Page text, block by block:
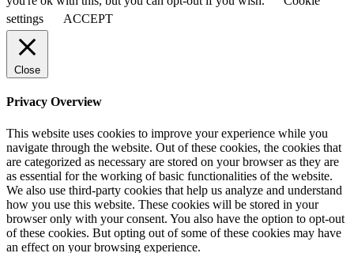
settings
ACCEPT
Close
Privacy Overview
This website uses cookies to improve your experience while you
navigate through the website. Out of these cookies, the cookies that
are categorized as necessary are stored on your browser as they are
as essential for the working of basic functionalities of the website.
We also use third-party cookies that help us analyze and understand
how you use this website. These cookies will be stored in your
browser only with your consent. You also have the option to opt-out
of these cookies. But opting out of some of these cookies may have
an effect on your browsing experience.